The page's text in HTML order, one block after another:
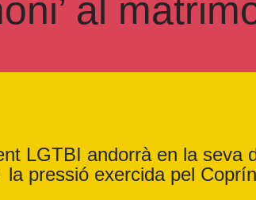
al
LGTBI andorrà en la seva
pressió exercida pel